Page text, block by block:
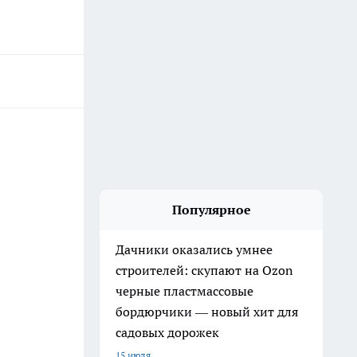
Популярное
Дачники оказались умнее
строителей: скупают на Ozon
черные пластмассовые
бордюрчики — новый хит для
садовых дорожек